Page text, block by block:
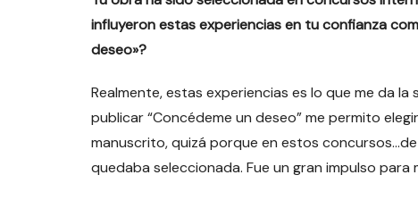
influyeron estas experiencias en tu confianza
deseo»?
Realmente, estas experiencias es lo que me da
publicar “Concédeme un deseo” me permito
manuscrito, quizá porque en estos
quedaba seleccionada. Fue un gran impulso para